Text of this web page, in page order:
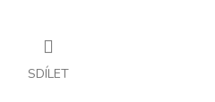
SDÍLET